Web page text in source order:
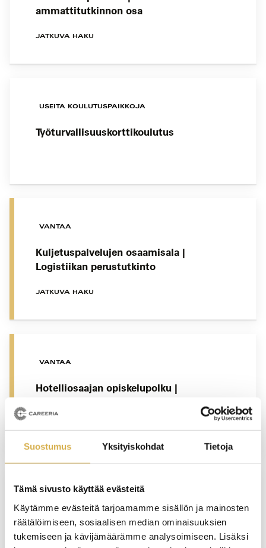
Suostumus Yksityiskohdat Tietoja
Tämä sivusto käyttää evästeitä
Käytämme evästeitä tarjoamamme sisällön ja mainosten
räätälöimiseen, sosiaalisen median ominaisuuksien
tukemiseen ja kävijämäärämme analysoimiseen. Lisäksi
ammattitutkinnon osa
JATKUVA HAKU
USEITA KOULUTUSPAIKKOJA
Työturvallisuuskorttikoulutus
VANTAA
Kuljetuspalvelujen osaamisala |
Logistiikan perustutkinto
JATKUVA HAKU
VANTAA
Hotelliosaajan opiskelupolku |
Talonrakennusalan ammattitutkinto